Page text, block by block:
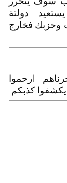
دولتة
وايران 00اما انت وحزبك فخارج
ارحموا
كذبكم